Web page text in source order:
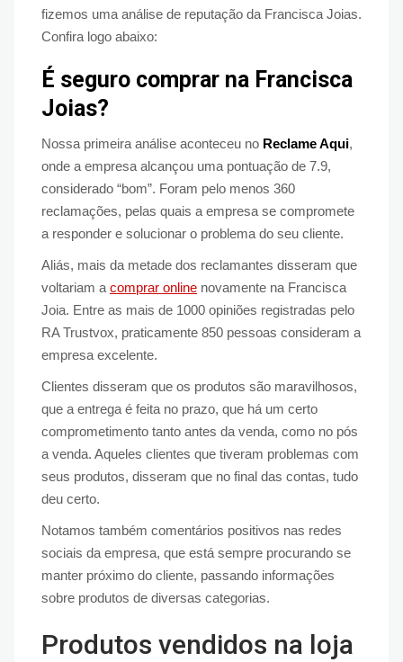
fizemos uma análise de reputação da Francisca Joias.
Confira logo abaixo:
É seguro comprar na Francisca
Joias?
Nossa primeira análise aconteceu no Reclame Aqui,
onde a empresa alcançou uma pontuação de 7.9,
considerado “bom”. Foram pelo menos 360
reclamações, pelas quais a empresa se compromete
a responder e solucionar o problema do seu cliente.
Aliás, mais da metade dos reclamantes disseram que
voltariam a comprar online novamente na Francisca
Joia. Entre as mais de 1000 opiniões registradas pelo
RA Trustvox, praticamente 850 pessoas consideram a
empresa excelente.
Clientes disseram que os produtos são maravilhosos,
que a entrega é feita no prazo, que há um certo
comprometimento tanto antes da venda, como no pós
a venda. Aqueles clientes que tiveram problemas com
seus produtos, disseram que no final das contas, tudo
deu certo.
Notamos também comentários positivos nas redes
sociais da empresa, que está sempre procurando se
manter próximo do cliente, passando informações
sobre produtos de diversas categorias.
Produtos vendidos na loja